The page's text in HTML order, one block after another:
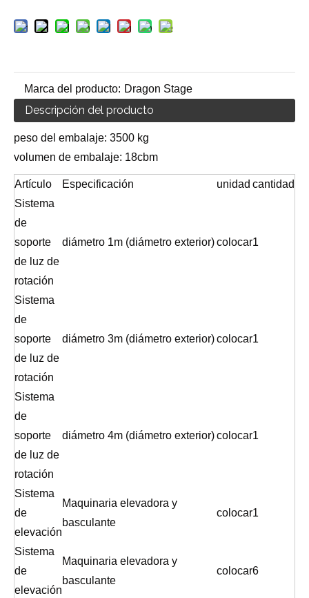
Marca del producto: Dragon Stage
Descripción del producto
peso del embalaje: 3500 kg
volumen de embalaje: 18cbm
Artículo Especificación unidad cantidad
Sistema
de
soporte
de luz de
rotación
diámetro 1m (diámetro exterior)colocar1
Sistema
de
soporte
de luz de
rotación
diámetro 3m (diámetro exterior)colocar1
Sistema
de
soporte
de luz de
rotación
diámetro 4m (diámetro exterior)colocar1
Sistema
de
elevación
Maquinaria elevadora y
basculante
colocar1
Sistema
de
elevación
Maquinaria elevadora y
basculante
colocar6